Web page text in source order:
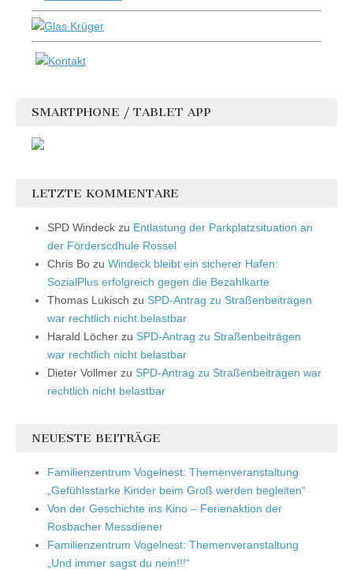
SMARTPHONE / TABLET APP
LETZTE KOMMENTARE
SPD Windeck zu Entlastung der Parkplatzsituation an
der Förderscdhule Rossel
Chris Bo zu Windeck bleibt ein sicherer Hafen:
SozialPlus erfolgreich gegen die Bezahlkarte
Thomas Lukisch zu SPD-Antrag zu Straßenbeiträgen
war rechtlich nicht belastbar
Harald Löcher zu SPD-Antrag zu Straßenbeiträgen
war rechtlich nicht belastbar
Dieter Vollmer zu SPD-Antrag zu Straßenbeiträgen war
rechtlich nicht belastbar
NEUESTE BEITRÄGE
Familienzentrum Vogelnest: Themenveranstaltung
„Gefühlsstarke Kinder beim Groß werden begleiten“
Von der Geschichte ins Kino – Ferienaktion der
Rosbacher Messdiener
Familienzentrum Vogelnest: Themenveranstaltung
„Und immer sagst du nein!!!“